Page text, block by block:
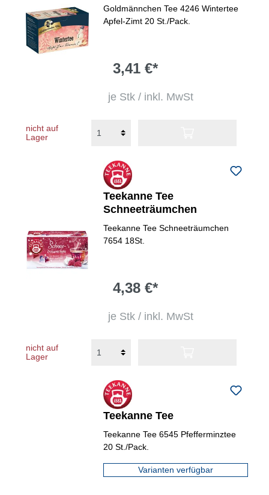
Goldmännchen Tee 4246 Wintertee
Apfel-Zimt 20 St./Pack.
3,41 €*
je Stk / inkl. MwSt
nicht auf
Lager
Teekanne Tee
Schneeträumchen
Teekanne Tee Schneeträumchen
7654 18St.
4,38 €*
je Stk / inkl. MwSt
nicht auf
Lager
Teekanne Tee
Teekanne Tee 6545 Pfefferminztee
20 St./Pack.
Varianten verfügbar